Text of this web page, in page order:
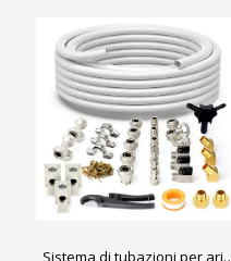
Sistema di tubazioni per aria